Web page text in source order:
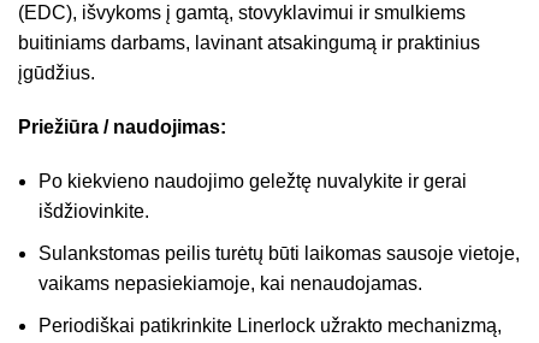
(EDC), išvykoms į gamtą, stovyklavimui ir smulkiems
buitiniams darbams, lavinant atsakingumą ir praktinius
įgūdžius.
Priežiūra / naudojimas:
Po kiekvieno naudojimo geležtę nuvalykite ir gerai
išdžiovinkite.
Sulankstomas peilis turėtų būti laikomas sausoje vietoje,
vaikams nepasiekiamoje, kai nenaudojamas.
Periodiškai patikrinkite Linerlock užrakto mechanizmą,